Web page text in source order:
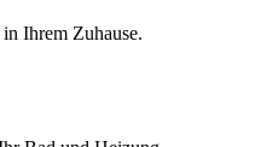
Ihrem Zuhause.